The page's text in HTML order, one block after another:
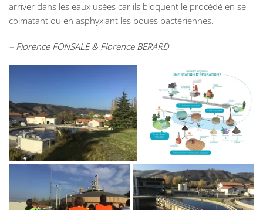
arriver dans les eaux usées car ils bloquent le procédé en se
colmatant ou en asphyxiant les boues bactériennes.
– Florence FONSALE & Florence BERARD